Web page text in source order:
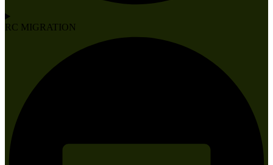
RC MIGRATION